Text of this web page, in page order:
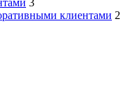
клиентами 2